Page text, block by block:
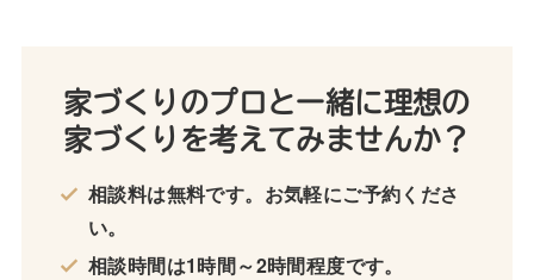
家づくりのプロと一緒に理想の
家づくりを考えてみませんか？
相談料は無料です。お気軽にご予約くださ
い。
相談時間は1時間～2時間程度です。